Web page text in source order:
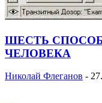
ШЕСТЬ
ЧЕЛОВЕКА
Николай Флеганов -